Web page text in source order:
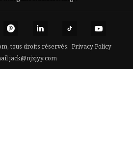
tous droits réservés. Privacy Policy
jack@njzjyy.com